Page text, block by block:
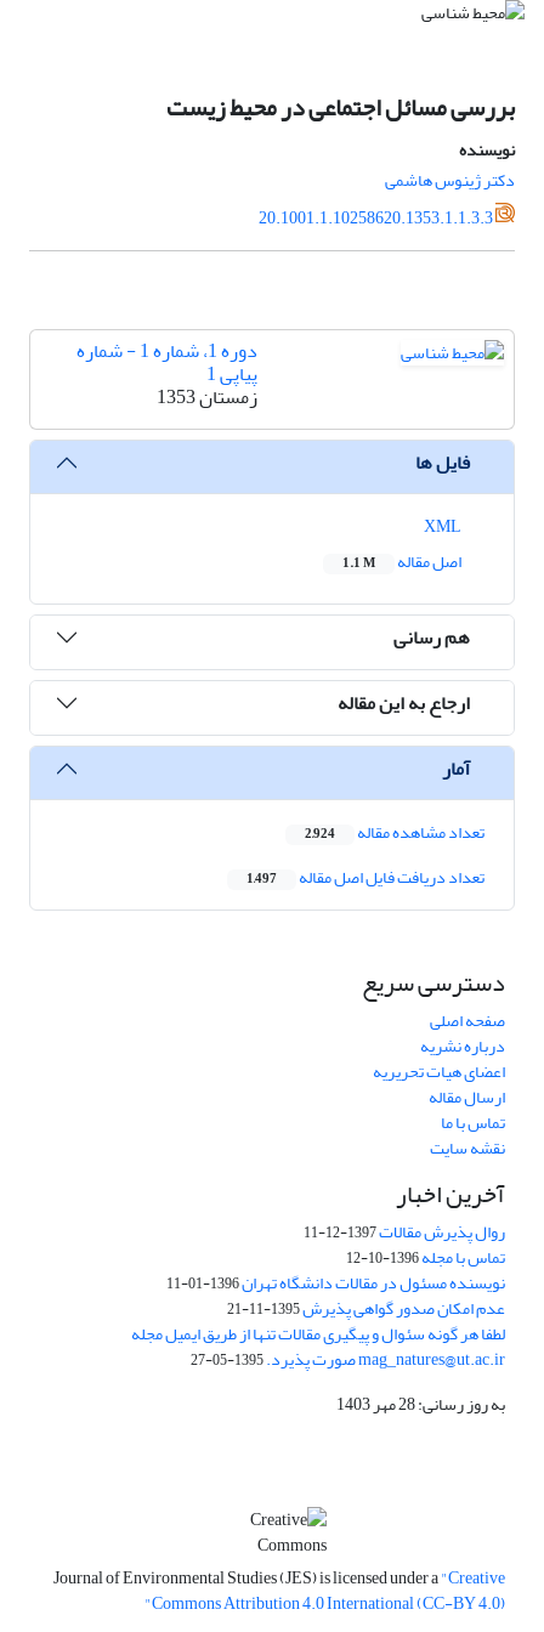
بررسی مسائل اجتماعی در محیط زیست
نویسنده
دکتر ژینوس هاشمی
20.1001.1.10258620.1353.1.1.3.3
دوره 1، شماره 1 - شماره
پیاپی 1
زمستان 1353
فایل ها
اصل مقاله
1.1 M
هم رسانی
ارجاع به این مقاله
آمار
تعداد مشاهده مقاله 2,924
تعداد دریافت فایل اصل مقاله 1,497
دسترسی سریع
صفحه اصلی
درباره نشریه
اعضای هیات تحریریه
ارسال مقاله
تماس با ما
نقشه سایت
آخرین اخبار
روال پذیرش مقالات1397-12-11
تماس با مجله1396-10-12
نویسنده مسئول در مقالات دانشگاه تهران1396-01-11
عدم امکان صدور گواهی پذیرش1395-11-21
لطفا هر گونه سئوال و پیگیری مقالات تنها از طریق ایمیل مجله
mag_natures@ut.ac.ir صورت پذیرد. 1395-05-27
به روز رسانی: 28 مهر 1403
Journal of Environmental Studies (JES) is licensed under a"Creative
Commons Attribution 4.0 International (CC-BY 4.0)"